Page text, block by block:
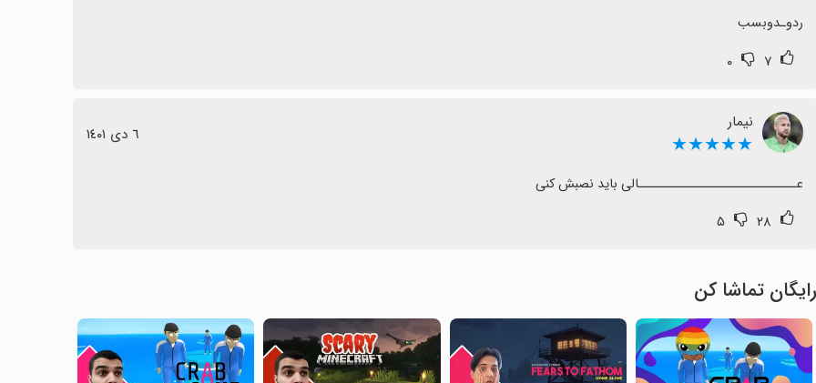
ردوـدوبسب
۷ ۰
نیمار
★★★★★ ٦ دی ١٤٠١
عـــــــــــــــــــــــــــــالی باید نصبش کنی
۲۸ ۵
رایگان تماشا کن